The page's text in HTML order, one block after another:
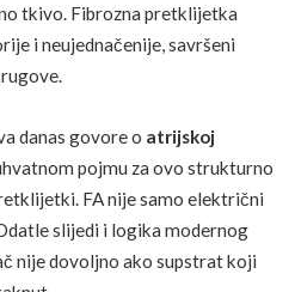
tkivo. Fibrozna pretklijetka
i neujednačenije, savršeni
danas govore o atrijskoj
pojmu za ovo strukturno
FA nije samo električni
slijedi i logika modernog
nije dovoljno ako supstrat koji